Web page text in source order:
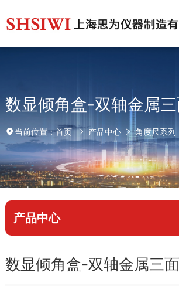
数显倾角盒-双轴金属
当前位置：首页 产品中心 角度尺系列
产品中心
数显倾角盒-双轴金属三